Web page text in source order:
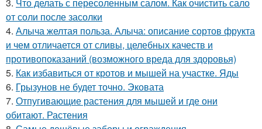
от соли после засолки
4. Алыча желтая польза. Алыча: описание сортов фрукта
и чем отличается от сливы, целебных качеств и
противопоказаний (возможного вреда для здоровья)
5. Как избавиться от кротов и мышей на участке. Яды
6. Грызунов не будет точно. Эковата
7. Отпугивающие растения для мышей и где они
обитают. Растения